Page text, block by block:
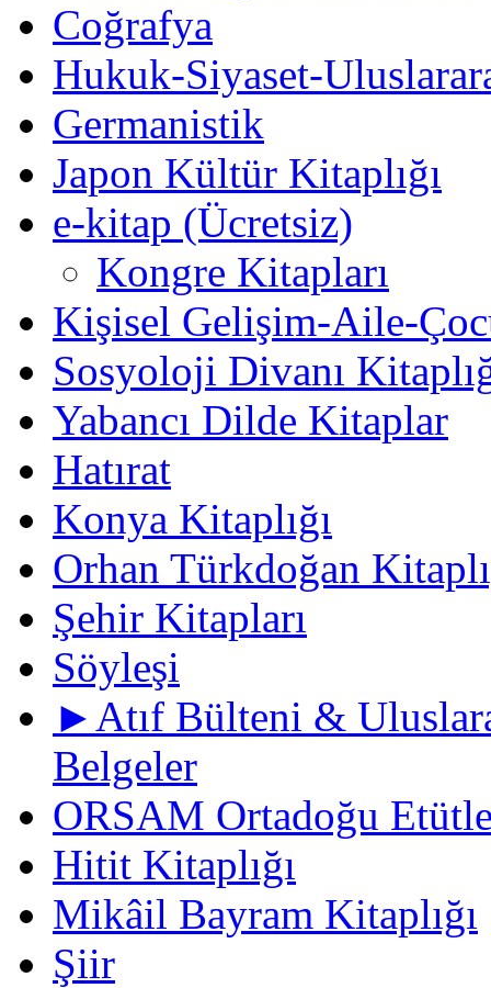
Coğrafya
Hukuk-Siyaset-
Germanistik
Japon Kültür Kitaplığı
e-kitap (Ücretsiz)
Kongre Kitapları
Kişisel Gelişim-Aile-
Sosyoloji Divanı
Yabancı Dilde Kitaplar
Hatırat
Konya Kitaplığı
Orhan Türkdoğan
Şehir Kitapları
Söyleşi
►Atıf Bülteni &
Belgeler
ORSAM Ortadoğu
Hitit Kitaplığı
Mikâil Bayram Kitaplığı
Şiir